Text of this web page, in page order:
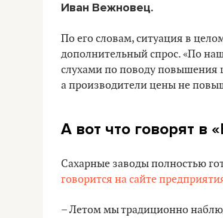
Иван Вежновец.
По его словам, ситуация в
дополнительный спрос. «По
слухами по поводу повышения
а производители цены не
А вот что говорят в
Сахарные заводы полностью
говорится на сайте
– Летом мы традиционно